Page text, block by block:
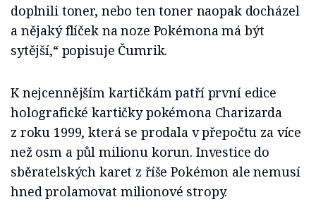
doplnili toner, nebo ten toner naopak docházel
a nějaký flíček na noze Pokémona má být
sytější,“ popisuje Čumrik.
K nejcennějším kartičkám patří první edice
holografické kartičky pokémona Charizarda
z roku 1999, která se prodala v přepočtu za více
než osm a půl milionu korun. Investice do
sběratelských karet z říše Pokémon ale nemusí
hned prolamovat milionové stropy.